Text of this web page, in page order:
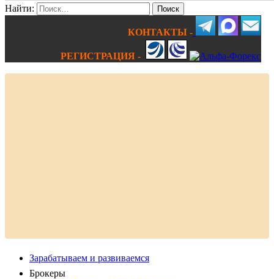
Найти:
КОНТАКТЫ -
РЕГИСТРАЦИЯ -
Зарабатываем и развиваемся
Брокеры